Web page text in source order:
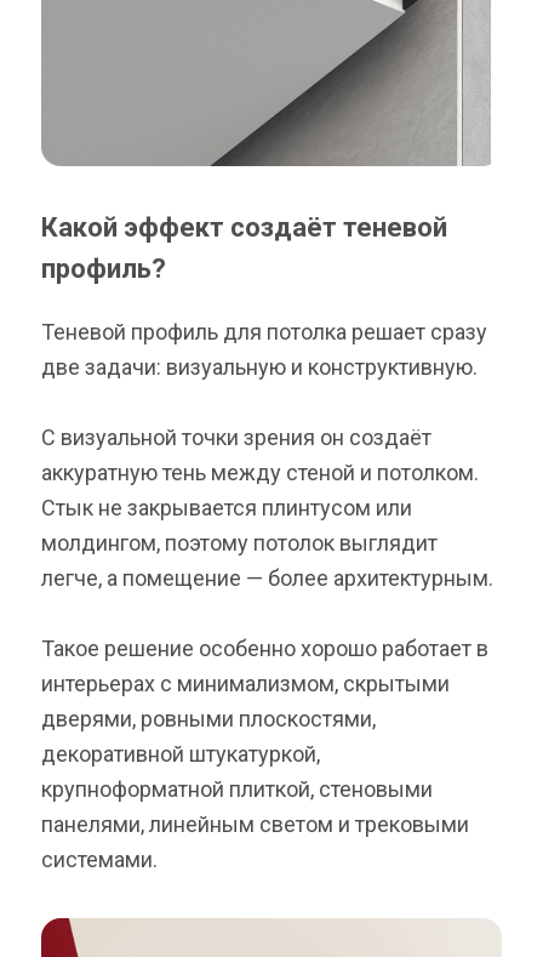
Какой эффект создаёт теневой
профиль?
Теневой профиль для потолка решает сразу
две задачи: визуальную и конструктивную.
С визуальной точки зрения он создаёт
аккуратную тень между стеной и потолком.
Стык не закрывается плинтусом или
молдингом, поэтому потолок выглядит
легче, а помещение — более архитектурным.
Такое решение особенно хорошо работает в
интерьерах с минимализмом, скрытыми
дверями, ровными плоскостями,
декоративной штукатуркой,
крупноформатной плиткой, стеновыми
панелями, линейным светом и трековыми
системами.